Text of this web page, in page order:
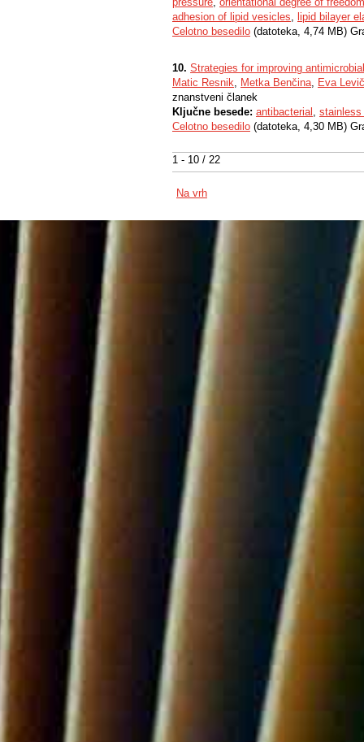
1 - 10 / 22
adhesion of lipid vesicles, lipid bilayer
Celotno besedilo (datoteka, 4,74 MB)
10. Strategies for improving
Matic Resnik, Metka Benčina, Eva
znanstveni članek
Ključne besede: antibacterial , stainless
Celotno besedilo (datoteka, 4,30 MB)
Na vrh